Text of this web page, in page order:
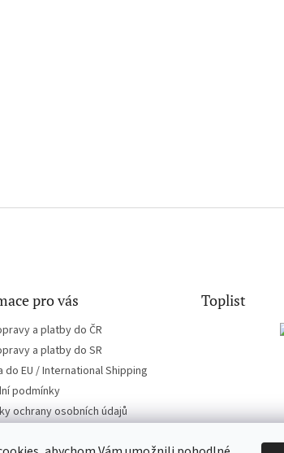
pro vás
a platby do ČR
a platby do SR
do EU / International Shipping
podmínky
ochrany osobních údajů
Toplist